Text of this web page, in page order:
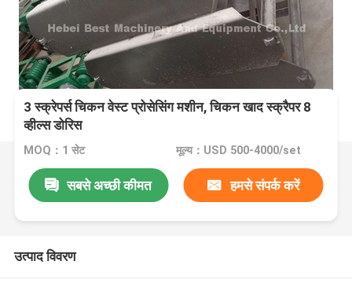
3 स्क्रेपर्स चिकन वेस्ट प्रोसेसिंग मशीन, चिकन खाद स्क्रैपर 8
व्हील्स डोरिस
MOQ：1 सेट मूल्य：USD 500-4000/set
सबसे अच्छी कीमत हमसे संपर्क करें
उत्पाद विवरण